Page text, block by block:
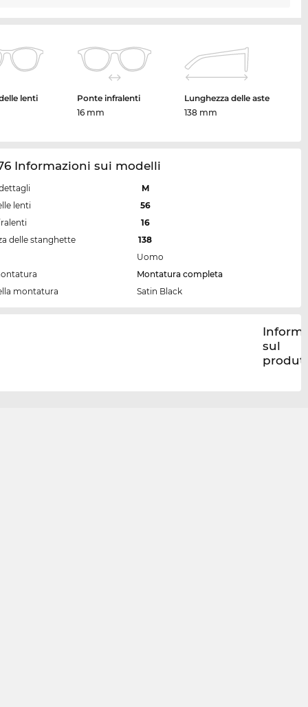
lenti
Ponte infralenti
16 mm
Lunghezza delle aste
138 mm
Informazioni sui modelli
M
lenti
56
16
delle stanghette
138
Uomo
Montatura completa
montatura
Satin Black
sul